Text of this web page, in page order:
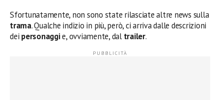
Sfortunatamente, non sono state rilasciate altre news sulla
trama. Qualche indizio in più, però, ci arriva dalle descrizioni
dei personaggie, ovviamente, dal trailer.